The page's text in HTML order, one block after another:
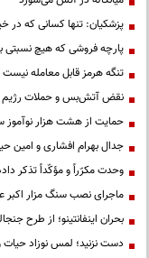
پزشکیان: تنها کسانی که در
پارچه فروشی که هیچ نسبتی با
تنگه هرمز قابل معامله نیست
نقض آتش‌بس و حملات رژیم
حمایت از هشت هزار نوآموز
جدال بهرام افشاری و امین
وحدت مکرّراً و مؤکّداً تذکر
ماجرای نصب سنگ مزار
بحران اینفانتینو؛ از طرح
دست نزنید؛ لمس نوزاد